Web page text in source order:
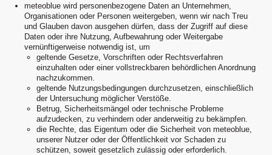
meteoblue wird personenbezogene Daten an Unternehmen,
Organisationen oder Personen weitergeben, wenn wir nach Treu
und Glauben davon ausgehen dürfen, dass der Zugriff auf diese
Daten oder ihre Nutzung, Aufbewahrung oder Weitergabe
vernünftigerweise notwendig ist, um
geltende Gesetze, Vorschriften oder Rechtsverfahren
einzuhalten oder einer vollstreckbaren behördlichen Anordnung
nachzukommen.
geltende Nutzungsbedingungen durchzusetzen, einschließlich
der Untersuchung möglicher Verstöße.
Betrug, Sicherheitsmängel oder technische Probleme
aufzudecken, zu verhindern oder anderweitig zu bekämpfen.
die Rechte, das Eigentum oder die Sicherheit von meteoblue,
unserer Nutzer oder der Öffentlichkeit vor Schaden zu
schützen, soweit gesetzlich zulässig oder erforderlich.